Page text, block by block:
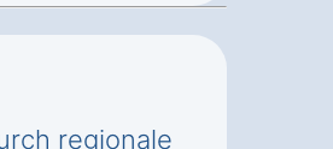
regionale